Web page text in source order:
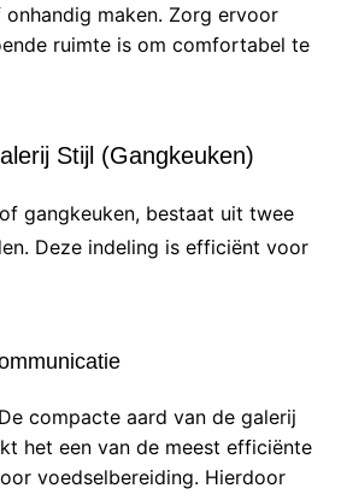
onhandig maken. Zorg ervoor
ruimte is om comfortabel te
Stijl (Gangkeuken)
gangkeuken, bestaat uit twee
Deze indeling is efficiënt voor
De compacte aard van de galerij
het een van de meest efficiënte
voedselbereiding. Hierdoor